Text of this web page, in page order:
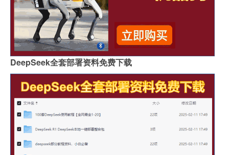
DeepSeek全套部署资料免费下载